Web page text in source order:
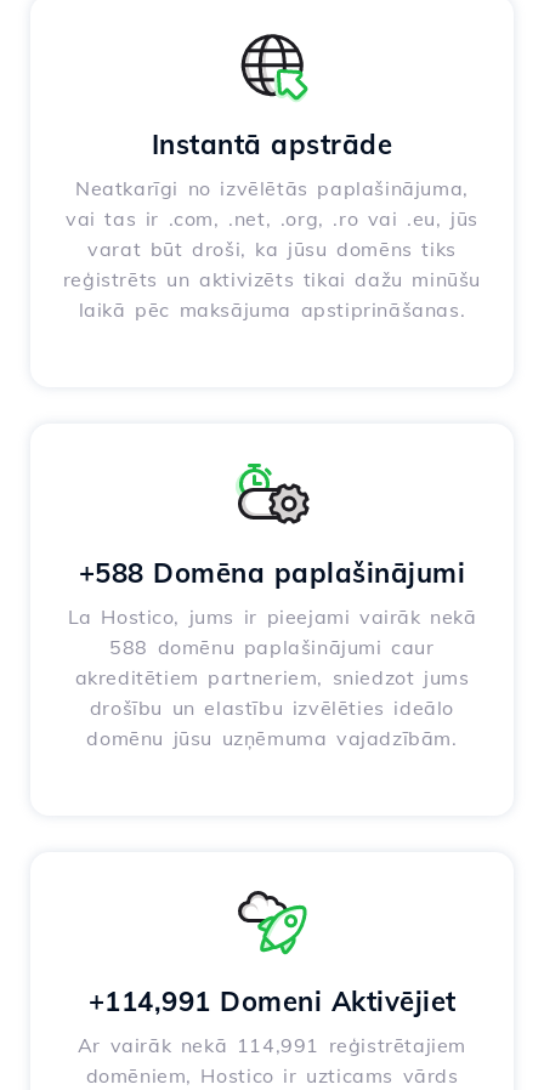
Instantā apstrāde
Neatkarīgi no izvēlētās paplašinājuma,
vai tas ir .com, .net, .org, .ro vai .eu, jūs
varat būt droši, ka jūsu domēns tiks
reģistrēts un aktivizēts tikai dažu minūšu
laikā pēc maksājuma apstiprināšanas.
+588 Domēna paplašinājumi
La Hostico, jums ir pieejami vairāk nekā
588 domēnu paplašinājumi caur
akreditētiem partneriem, sniedzot jums
drošību un elastību izvēlēties ideālo
domēnu jūsu uzņēmuma vajadzībām.
+114,991 Domeni Aktivējiet
Ar vairāk nekā 114,991 reģistrētajiem
domēniem, Hostico ir uzticams vārds